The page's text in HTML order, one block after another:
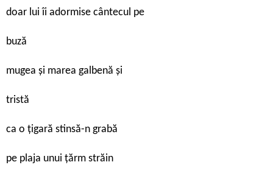
doar lui îi adormise cântecul pe
buză
mugea și marea galbenă și
tristă
ca o țigară stinsă-n grabă
pe plaja unui țărm străin